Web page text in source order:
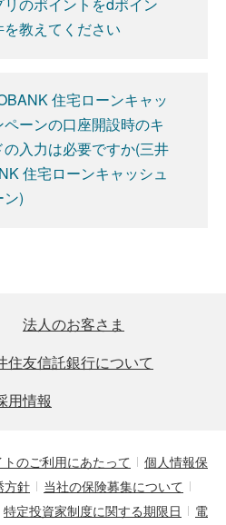
を教えてください
住宅ローンキャッ
ーンの口座開設時のキ
入力は必要ですか(三井
住宅ローンキャッシュ
)
法人のお客さま
住友信託銀行について
用情報
のご利用にあたって
個人情報保
方針
当社の保険募集について
特定投資家制度に関する期限日
電